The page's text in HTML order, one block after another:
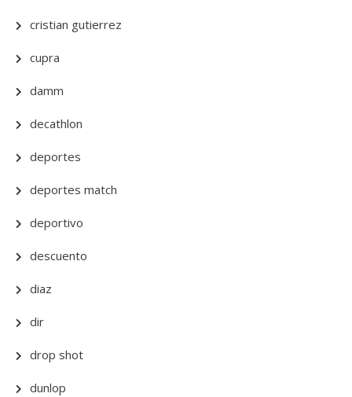
cristian gutierrez
cupra
damm
decathlon
deportes
deportes match
deportivo
descuento
diaz
dir
drop shot
dunlop